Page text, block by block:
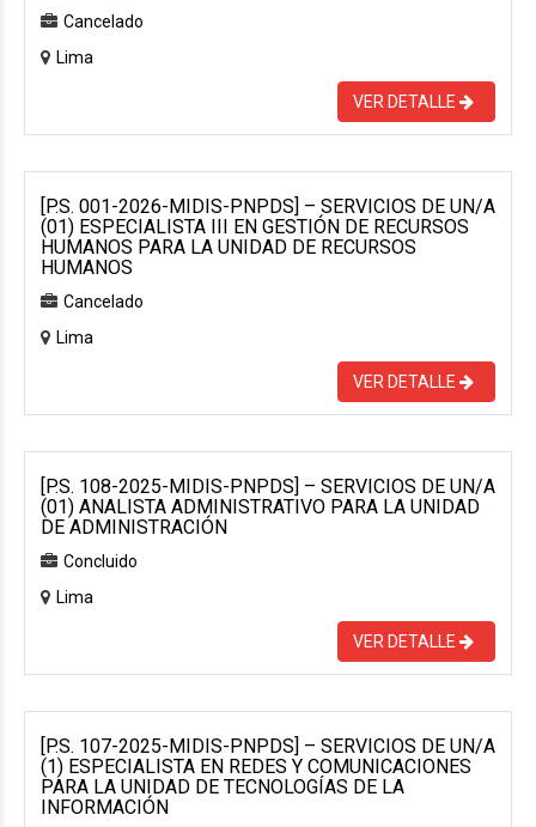
Cancelado
Lima
VER DETALLE
[P.S. 001-2026-MIDIS-PNPDS] – SERVICIOS DE UN/A
(01) ESPECIALISTA III EN GESTIÓN DE RECURSOS
HUMANOS PARA LA UNIDAD DE RECURSOS
HUMANOS
Cancelado
Lima
VER DETALLE
[P.S. 108-2025-MIDIS-PNPDS] – SERVICIOS DE UN/A
(01) ANALISTA ADMINISTRATIVO PARA LA UNIDAD
DE ADMINISTRACIÓN
Concluido
Lima
VER DETALLE
[P.S. 107-2025-MIDIS-PNPDS] – SERVICIOS DE UN/A
(1) ESPECIALISTA EN REDES Y COMUNICACIONES
PARA LA UNIDAD DE TECNOLOGÍAS DE LA
INFORMACIÓN